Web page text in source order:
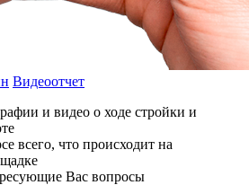
Видеоотчет
и видео о ходе стройки и
всего, что происходит на
Вас вопросы